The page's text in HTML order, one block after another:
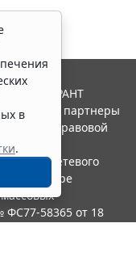
в
.
ГАРАНТ
и ее партнеры
правовой
сетевого
в сфере
ФС77-58365 от 18